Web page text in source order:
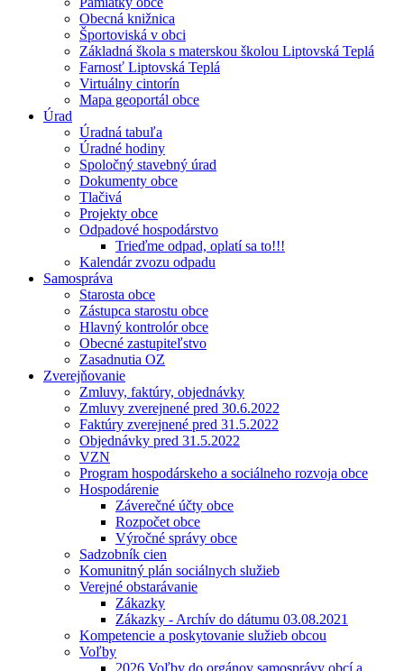
Obecná knižnica
Športoviská v obci
Základná škola s materskou školou Liptovská Teplá
Farnosť Liptovská Teplá
Virtuálny cintorín
Mapa geoportál obce
Úrad
Úradná tabuľa
Úradné hodiny
Spoločný stavebný úrad
Dokumenty obce
Tlačivá
Projekty obce
Odpadové hospodárstvo
Trieďme odpad, oplatí sa to!!!
Kalendár zvozu odpadu
Samospráva
Starosta obce
Zástupca starostu obce
Hlavný kontrolór obce
Obecné zastupiteľstvo
Zasadnutia OZ
Zverejňovanie
Zmluvy, faktúry, objednávky
Zmluvy zverejnené pred 30.6.2022
Faktúry zverejnené pred 31.5.2022
Objednávky pred 31.5.2022
VZN
Program hospodárskeho a sociálneho rozvoja obce
Hospodárenie
Záverečné účty obce
Rozpočet obce
Výročné správy obce
Sadzobník cien
Komunitný plán sociálnych služieb
Verejné obstarávanie
Zákazky
Zákazky - Archív do dátumu 03.08.2021
Kompetencie a poskytovanie služieb obcou
Voľby
2026 Voľby do orgánov samosprávy obcí a